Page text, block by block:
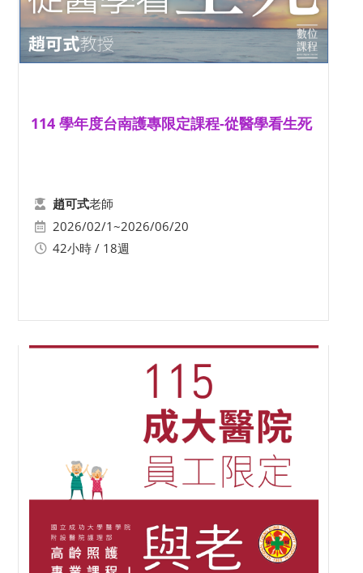
114 學年度台南護專限定課程-從醫學看生死
趙可式老師
2026/02/1~2026/06/20
42小時 / 18週